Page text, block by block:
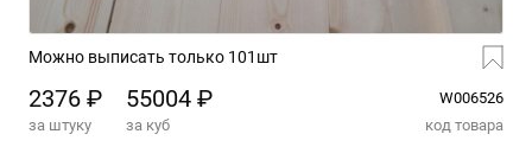
Можно выписать только 101шт
2376 ₽ 55004 ₽
W006526
за штуку
за куб код товара